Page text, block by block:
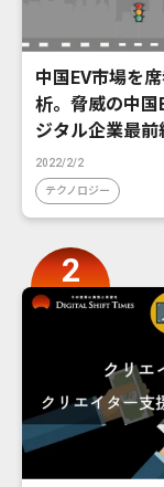
中国EV市場を
析。脅威の中国
ジタル企業最前
2022/2/2
テクノロジー